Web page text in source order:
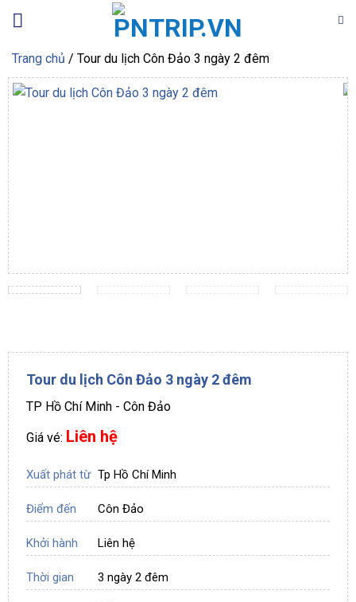
qua
Trang chủ / Tour du lịch Côn Đảo 3 ngày 2 đêm
Tour du lịch Côn Đảo 3 ngày 2 đêm
TP Hồ Chí Minh - Côn Đảo
Giá vé: Liên hệ
Xuất phát từ Tp Hồ Chí Minh
Điểm đến Côn Đảo
Khởi hành Liên hệ
Thời gian 3 ngày 2 đêm